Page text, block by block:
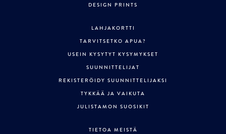
DESIGN PRINTS
LAHJAKORTTI
TARVITSETKO APUA?
USEIN KYSYTYT KYSYMYKSET
SUUNNITTELIJAT
REKISTERÖIDY SUUNNITTELIJAKSI
TYKKÄÄ JA VAIKUTA
JULISTAMON SUOSIKIT
TIETOA MEISTÄ